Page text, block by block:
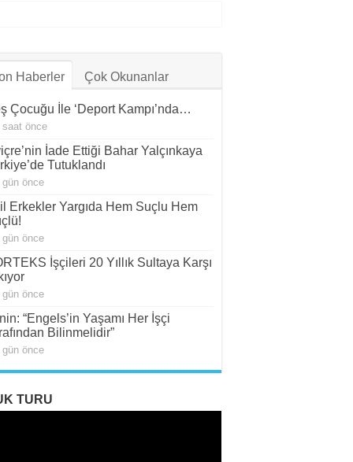
Haberler Çok Okunanlar
Çocuğu İle ‘Deport Kampı’nda…
saat önce
İade Ettiği Bahar Yalçınkaya
Tutuklandı
gün önce
Erkekler Yargıda Hem Suçlu Hem
gün önce
İşçileri 20 Yıllık Sultaya Karşı
gün önce
“Engels’in Yaşamı Her İşçi
Bilinmelidir”
gün önce
TURU